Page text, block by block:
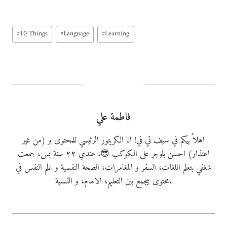
d
i
…
Post
Tags:
#10 Things #Language #Learning
فاطمة علي
اهلاً بيكم في سيف تي في! انا الكريتور الرئيسي للمحتوى و (من غير
اعتذار) احسن بلوجر على الكوكب 😎. عندي ٢٢ سنة بس، جمعت
شغفي بتعلم اللغات، السفر و المغامرات، الصحة النفسية و علم النفس في
محتوى بيجمع بين التعليم، الالهام، و التسلية.